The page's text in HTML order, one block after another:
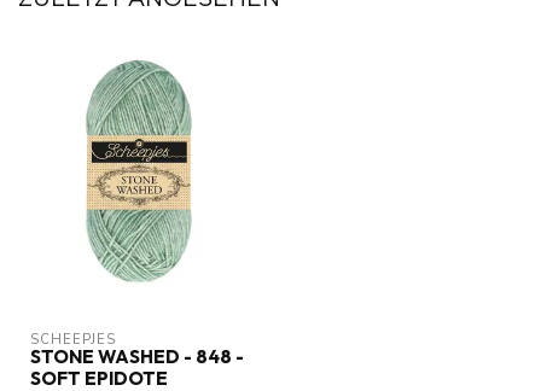
SCHEEPJES
STONE WASHED - 848 -
SOFT EPIDOTE